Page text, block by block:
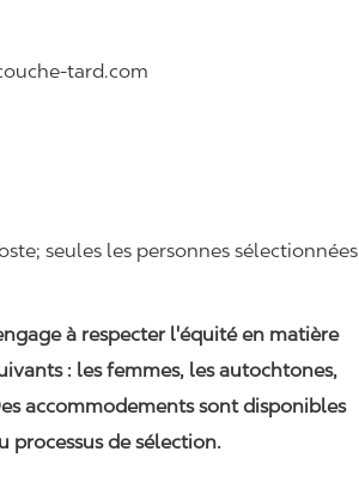
tard.com
seules les personnes sélectionnées
à respecter l'équité en matière
: les femmes, les autochtones,
accommodements sont disponibles
processus de sélection.